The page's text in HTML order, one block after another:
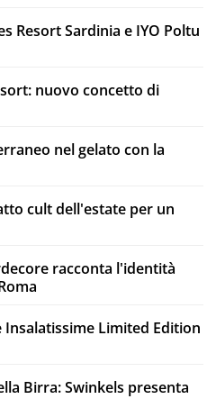
Resort Sardinia e IYO Poltu
nuovo concetto di
nel gelato con la
cult dell'estate per un
racconta l'identità
Limited Edition
Birra: Swinkels presenta